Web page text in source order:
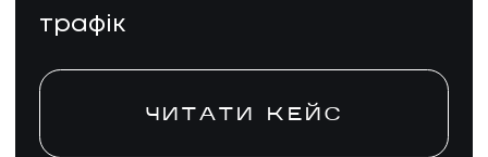
трафік
ЧИТАТИ КЕЙС